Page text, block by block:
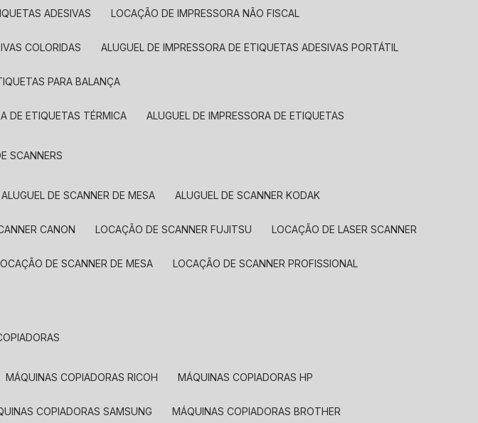
ADESIVAS LOCAÇÃO DE IMPRESSORA NÃO FISCAL
COLORIDAS ALUGUEL DE IMPRESSORA DE ETIQUETAS ADESIVAS PORTÁTIL
PARA BALANÇA
DE ETIQUETAS TÉRMICA ALUGUEL DE IMPRESSORA DE ETIQUETAS
SCANNERS
ALUGUEL DE SCANNER DE MESA ALUGUEL DE SCANNER KODAK
CANON LOCAÇÃO DE SCANNER FUJITSU LOCAÇÃO DE LASER SCANNER
LOCAÇÃO DE SCANNER DE MESA LOCAÇÃO DE SCANNER PROFISSIONAL
MÁQUINAS COPIADORAS RICOH MÁQUINAS COPIADORAS HP
COPIADORAS SAMSUNG MÁQUINAS COPIADORAS BROTHER